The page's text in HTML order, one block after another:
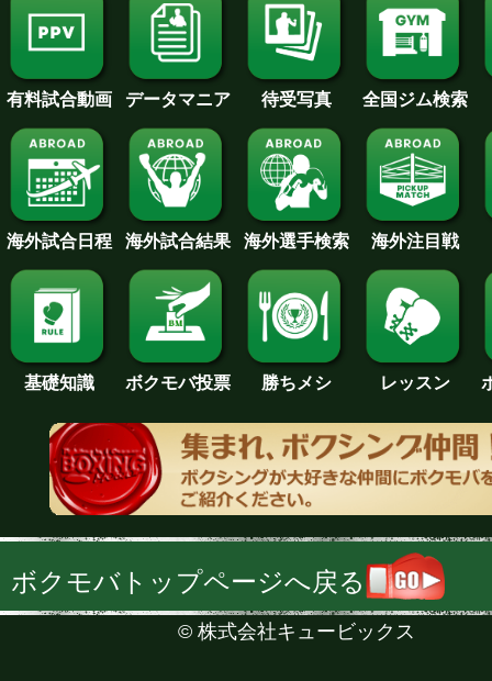
有料試合動画 データマニア 待受写真 全国ジム検索
海外試合日程 海外試合結果 海外選手検索 海外注目戦
基礎知識 ボクモバ投票 勝ちメシ レッスン
ボクモバトップページへ戻る
© 株式会社キュービックス